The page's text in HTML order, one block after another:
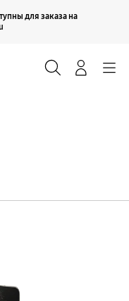
для заказа на
Продолжить